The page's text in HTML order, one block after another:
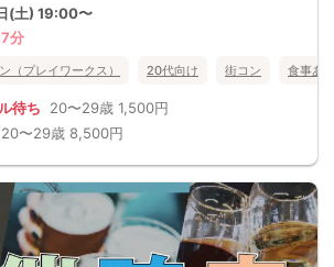
(土) 19:00〜
分
（プレイワークス） 20代向け 街コン 食事あ
待ち 20〜29歳 1,500円
20〜29歳 8,500円